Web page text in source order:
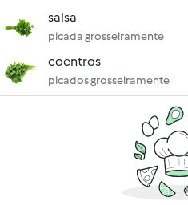
salsa
picada grosseiramente
coentros
picados grosseiramente